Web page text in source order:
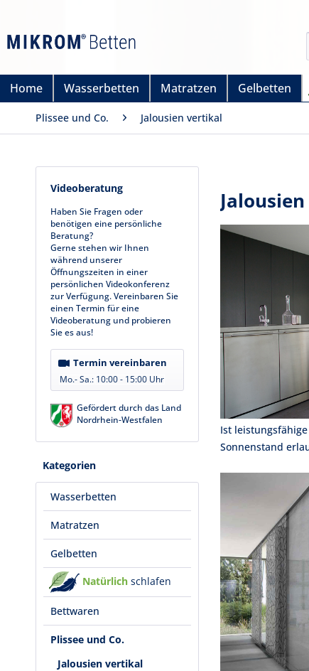
Home Wasserbetten Matratzen Gelbetten
Plissee und Co. Jalousien vertikal
Videoberatung
Haben Sie Fragen oder
benötigen eine persönliche
Beratung?
Gerne stehen wir Ihnen
während unserer
Öffnungszeiten in einer
persönlichen Videokonferenz
zur Verfügung. Vereinbaren Sie
einen Termin für eine
Videoberatung und probieren
Sie es aus!
Termin vereinbaren
Mo.- Sa.: 10:00 - 15:00 Uhr
Gefördert durch das Land
Nordrhein-Westfalen
Kategorien
Wasserbetten
Matratzen
Gelbetten
Natürlich schlafen
Bettwaren
Plissee und Co.
Jalousien vertikal
Ist
Sonnenstand